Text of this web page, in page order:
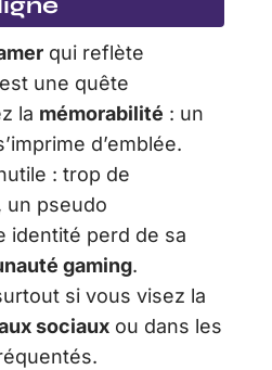
qui reflète
une quête
la mémorabilité : un
d’emblée.
: trop de
un pseudo
identité perd de sa
gaming.
si vous visez la
sociaux ou dans les